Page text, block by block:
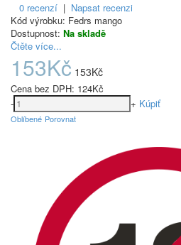
0 recenzí | Napsat recenzi
Kód výrobku: Fedrs mango
Dostupnost: Na skladě
Čtěte více...
153Kč 153Kč
Cena bez DPH: 124Kč
-
+ Kúpiť
Oblíbené Porovnat